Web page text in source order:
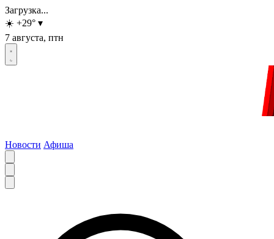
Загрузка...
☀️ +29° ▾
7 августа, птн
Новости Афиша